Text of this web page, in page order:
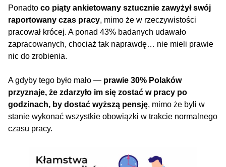
Ponadto co piąty ankietowany sztucznie zawyżył swój
raportowany czas pracy, mimo że w rzeczywistości
pracował krócej. A ponad 43% badanych udawało
zapracowanych, chociaż tak naprawdę… nie mieli prawie
nic do zrobienia.
A gdyby tego było mało — prawie 30% Polaków
przyznaje, że zdarzyło im się zostać w pracy po
godzinach, by dostać wyższą pensję, mimo że byli w
stanie wykonać wszystkie obowiązki w trakcie normalnego
czasu pracy.